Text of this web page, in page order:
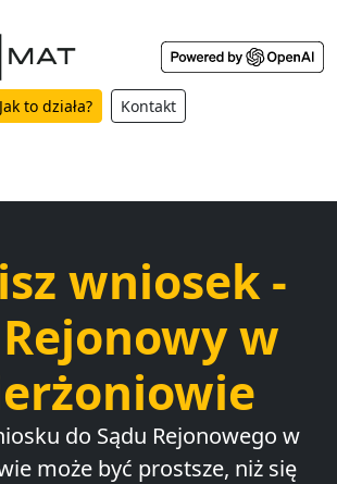
Jak to działa? Kontakt
wniosek -
w
do Sądu Rejonowego w
może być prostsze, niż się